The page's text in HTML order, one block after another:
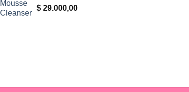
$ 29.000,00